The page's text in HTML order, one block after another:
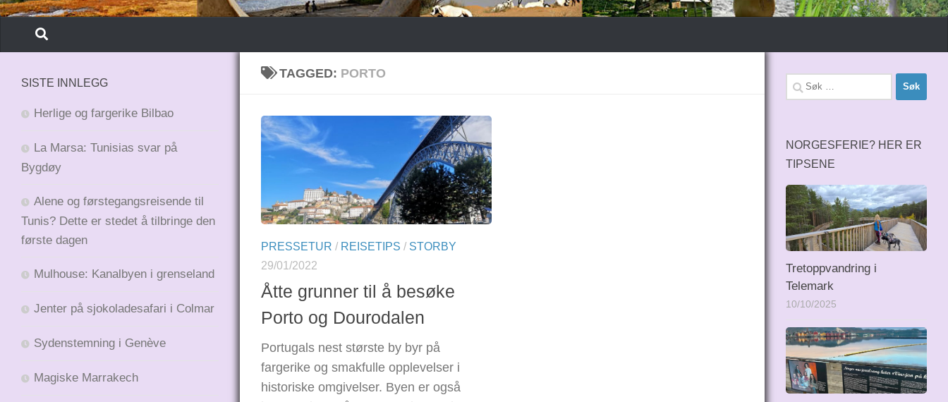
TAGGED: PORTO
PRESSETUR / REISETIPS / STORBY
29/01/2022
Åtte grunner til å besøke
Porto og Dourodalen
Portugals nest største by byr på
fargerike og smakfulle opplevelser i
historiske omgivelser. Byen er også
SISTE INNLEGG
Herlige og fargerike Bilbao
La Marsa: Tunisias svar på
Bygdøy
Alene og førstegangsreisende til
Tunis? Dette er stedet å tilbringe den
første dagen
Mulhouse: Kanalbyen i grenseland
Jenter på sjokoladesafari i Colmar
Sydenstemning i Genève
Magiske Marrakech
Søk
etter:
NORGESFERIE? HER ER
TIPSENE
Tretoppvandring i
Telemark
10/10/2025